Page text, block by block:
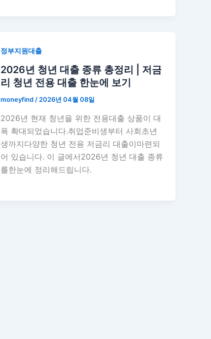
정부지원대출
2026년 청년 대출 종류 총정리 | 저금
리 청년 전용 대출 한눈에 보기
moneyfind / 2026년 04월 08일
2026년 현재 청년을 위한 전용대출 상품이 대
폭 확대되었습니다.취업준비생부터 사회초년
생까지다양한 청년 전용 저금리 대출이마련되
어 있습니다. 이 글에서2026년 청년 대출 종류
를한눈에 정리해드립니다.